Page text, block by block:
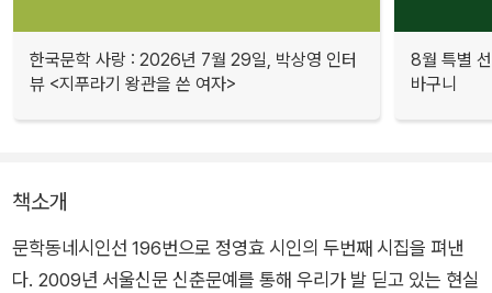
한국문학 사랑 : 2026년 7월 29일, 박상영 인터
뷰 <지푸라기 왕관을 쓴 여자>
8월 특별
바구니
책소개
문학동네시인선 196번으로 정영효 시인의 두번째 시집을 펴낸
다. 2009년 서울신문 신춘문예를 통해 우리가 발 딛고 있는 현실